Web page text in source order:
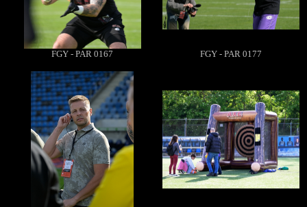
FGY - PAR 0167 FGY - PAR 0177